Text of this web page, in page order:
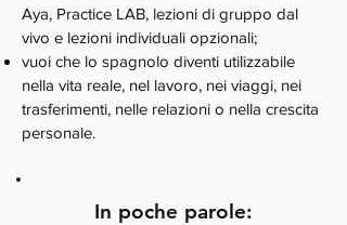
Aya, Practice LAB, lezioni di gruppo dal
vivo e lezioni individuali opzionali;
vuoi che lo spagnolo diventi utilizzabile
nella vita reale, nel lavoro, nei viaggi, nei
trasferimenti, nelle relazioni o nella crescita
personale.
In poche parole: